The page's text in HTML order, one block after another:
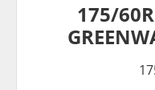
175/